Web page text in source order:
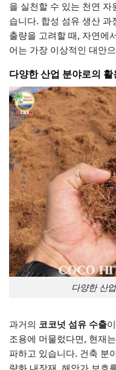
을 실천할 수 있는 천연
습니다. 합성 섬유 생산 과
출량을 고려할 때, 자연에
어는 가장 이상적인 대안
다양한 산업 분야로의
다양한 산
과거의 코코넛 섬유 수출
조용에 머물렀다면, 현재
파하고 있습니다. 건축 분
량화 내장재, 해안가 보호